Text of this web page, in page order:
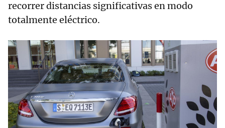
recorrer distancias significativas en modo
totalmente eléctrico.